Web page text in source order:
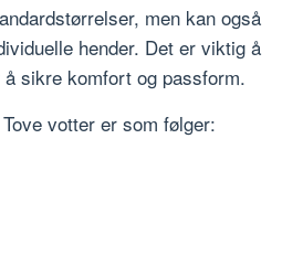
men kan også
hender. Det er viktig å
sikre komfort og passform.
votter er som følger: